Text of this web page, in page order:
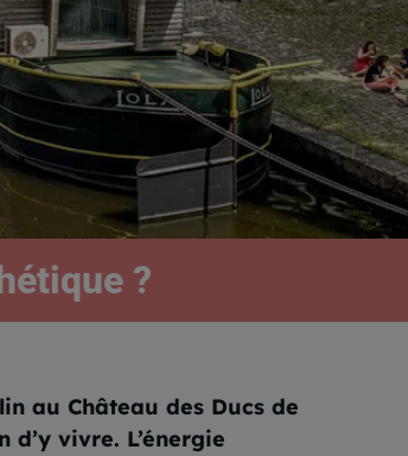
?
au Château des Ducs de
vivre. L’énergie